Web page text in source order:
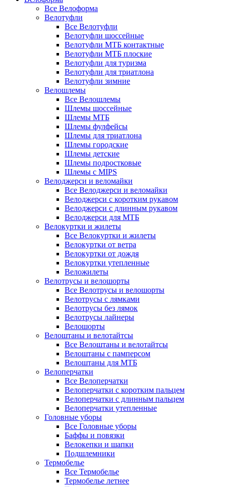
Все Велоформа
Велотуфли
Все Велотуфли
Велотуфли шоссейные
Велотуфли МТБ контактные
Велотуфли МТБ плоские
Велотуфли для туризма
Велотуфли для триатлона
Велотуфли зимние
Велошлемы
Все Велошлемы
Шлемы шоссейные
Шлемы МТБ
Шлемы фулфейсы
Шлемы для триатлона
Шлемы городские
Шлемы детские
Шлемы подростковые
Шлемы с MIPS
Велоджерси и веломайки
Все Велоджерси и веломайки
Велоджерси с коротким рукавом
Велоджерси с длинным рукавом
Велоджерси для МТБ
Велокуртки и жилеты
Все Велокуртки и жилеты
Велокуртки от ветра
Велокуртки от дождя
Велокуртки утепленные
Веложилеты
Велотрусы и велошорты
Все Велотрусы и велошорты
Велотрусы с лямками
Велотрусы без лямок
Велотрусы лайнеры
Велошорты
Велоштаны и велотайтсы
Все Велоштаны и велотайтсы
Велоштаны с памперсом
Велоштаны для МТБ
Велоперчатки
Все Велоперчатки
Велоперчатки с коротким пальцем
Велоперчатки с длинным пальцем
Велоперчатки утепленные
Головные уборы
Все Головные уборы
Баффы и повязки
Велокепки и шапки
Подшлемники
Термобелье
Все Термобелье
Термобелье летнее